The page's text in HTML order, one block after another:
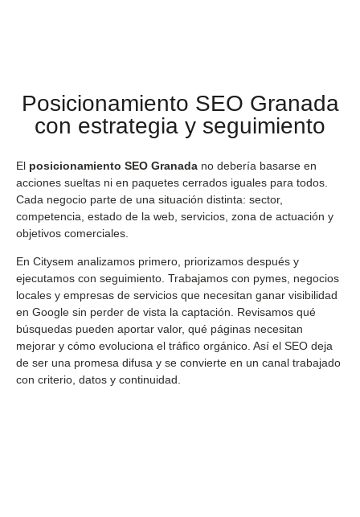
Posicionamiento SEO Granada
con estrategia y seguimiento
El posicionamiento SEO Granada no debería basarse en
acciones sueltas ni en paquetes cerrados iguales para todos.
Cada negocio parte de una situación distinta: sector,
competencia, estado de la web, servicios, zona de actuación y
objetivos comerciales.
En Citysem analizamos primero, priorizamos después y
ejecutamos con seguimiento. Trabajamos con pymes, negocios
locales y empresas de servicios que necesitan ganar visibilidad
en Google sin perder de vista la captación. Revisamos qué
búsquedas pueden aportar valor, qué páginas necesitan
mejorar y cómo evoluciona el tráfico orgánico. Así el SEO deja
de ser una promesa difusa y se convierte en un canal trabajado
con criterio, datos y continuidad.